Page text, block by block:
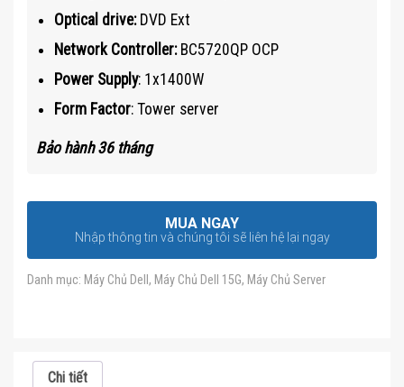
Optical drive:DVD Ext
Network Controller:BC5720QP OCP
Power Supply: 1x1400W
Form Factor: Tower server
Bảo hành 36 tháng
MUA NGAY
Nhập thông tin và chúng tôi sẽ liên hệ lại ngay
Danh mục: Máy Chủ Dell , Máy Chủ Dell 15G, Máy Chủ Server
Chi tiết